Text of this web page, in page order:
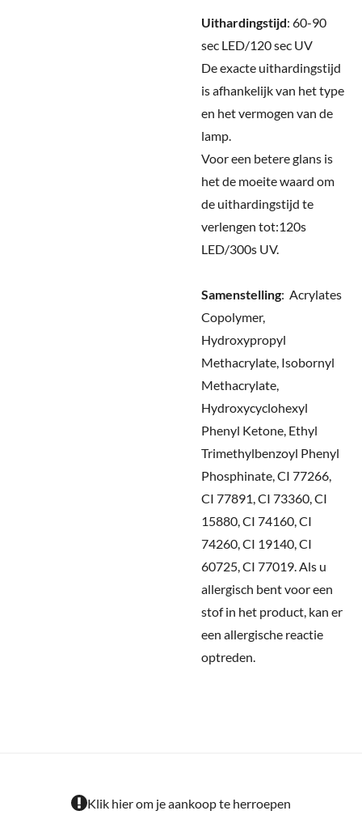
Uithardingstijd: 60-90
sec LED/120 sec UV
De exacte uithardingstijd
is afhankelijk van het type
en het vermogen van de
lamp.
Voor een betere glans is
het de moeite waard om
de uithardingstijd te
verlengen tot:120s
LED/300s UV.
Samenstelling: Acrylates
Copolymer,
Hydroxypropyl
Methacrylate, Isobornyl
Methacrylate,
Hydroxycyclohexyl
Phenyl Ketone, Ethyl
Trimethylbenzoyl Phenyl
Phosphinate, CI 77266,
CI 77891, CI 73360, CI
15880, CI 74160, CI
74260, CI 19140, CI
60725, CI 77019.Als u
allergisch bent voor een
stof in het product, kan er
een allergische reactie
optreden.
Klik hier om je aankoop te herroepen